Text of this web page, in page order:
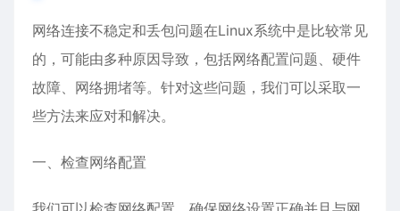
网络连接不稳定和丢包问题在Linux系统中是比较常见
的，可能由多种原因导致，包括网络配置问题、硬件
故障、网络拥堵等。针对这些问题，我们可以采取一
些方法来应对和解决。
一、检查网络配置